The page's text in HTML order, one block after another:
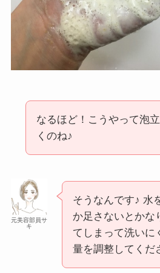
なるほど！こうやって泡
くのね♪
元美容部員サ
キ
そうなんです♪ 水
か足さないとかな
てしまって洗いに
量を調整してくだ